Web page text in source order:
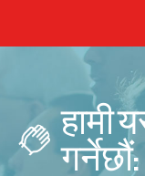
हामी
गर्नेछौं: